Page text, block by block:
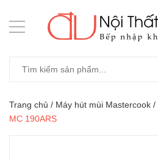
Trang chủ / Máy hút mùi Mastercook /
MC 190ARS